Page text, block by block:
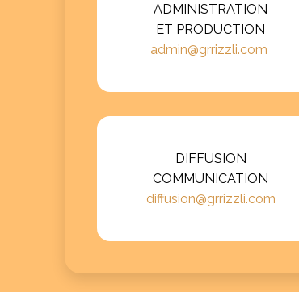
ADMINISTRATION
ET PRODUCTION
admin@grrizzli.com
DIFFUSION
COMMUNICATION
diffusion@grrizzli.com